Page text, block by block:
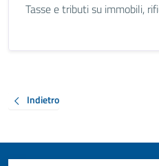
Tasse e tributi su immobili,
Indietro